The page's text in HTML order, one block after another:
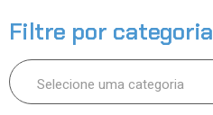
Filtre por categoria
Selecione uma categoria